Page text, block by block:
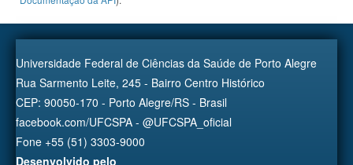
Universidade Federal de Ciências da Saúde de Porto Alegre
Rua Sarmento Leite, 245 - Bairro Centro Histórico
CEP: 90050-170 - Porto Alegre/RS - Brasil
facebook.com/UFCSPA - @UFCSPA_oficial
Fone +55 (51) 3303-9000
Desenvolvido pelo